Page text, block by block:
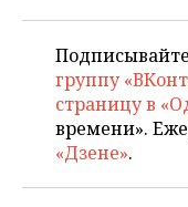
группу
страницу в
времени».
«Дзене».